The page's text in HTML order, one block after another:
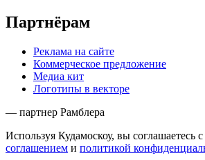
Партнёрам
Реклама на сайте
Коммерческое предложение
Медиа кит
Логотипы в векторе
— партнер Рамблера
Используя Кудамоскоу, вы соглашаетесь с
соглашением и политикой